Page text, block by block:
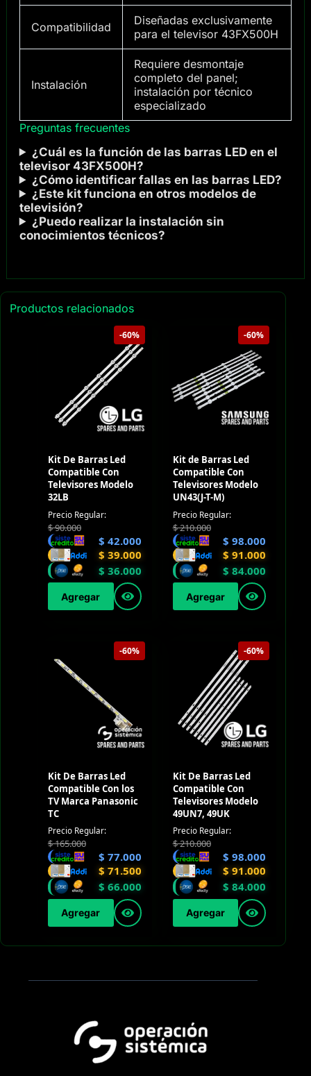
Compatibilidad
Diseñadas exclusivamente
para el televisor 43FX500H
Instalación
Requiere desmontaje
completo del panel;
instalación por técnico
especializado
Preguntas frecuentes
¿Cuál es la función de las barras LED en el
televisor 43FX500H?
¿Cómo identificar fallas en las barras LED?
¿Este kit funciona en otros modelos de
televisión?
¿Puedo realizar la instalación sin
conocimientos técnicos?
Productos relacionados
-60%
Kit De Barras Led
Compatible Con
Televisores Modelo
32LB
Precio Regular:
$90.000
$ 42.000
$ 39.000
$ 36.000
Agregar
-60%
Kit de Barras Led
Compatible Con
Televisores Modelo
UN43(J-T-M)
Precio Regular:
$210.000
$ 98.000
$ 91.000
$ 84.000
Agregar
-60%
Kit De Barras Led
Compatible Con los
TV Marca Panasonic
TC
Precio Regular:
$165.000
$ 77.000
$ 71.500
$ 66.000
Agregar
-60%
Kit De Barras Led
Compatible Con
Televisores Modelo
49UN7, 49UK
Precio Regular:
$210.000
$ 98.000
$ 91.000
$ 84.000
Agregar